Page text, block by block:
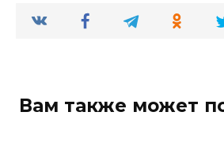
Вам также может